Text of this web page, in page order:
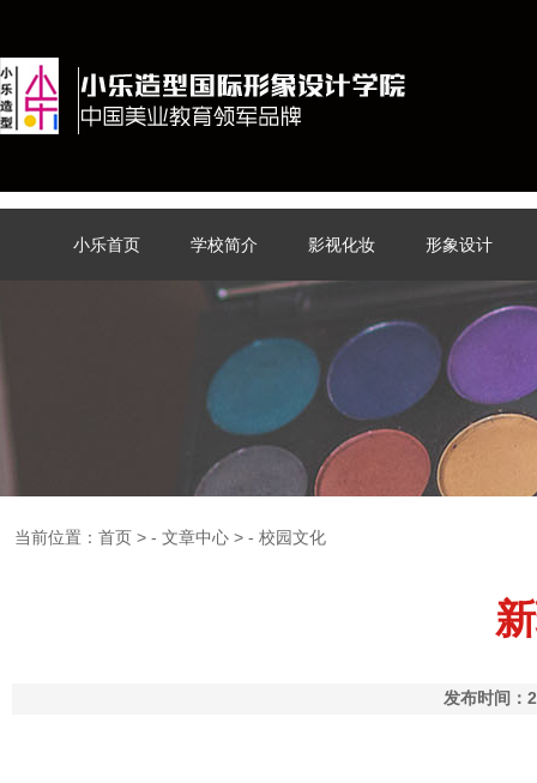
小乐首页 学校简介 影视化妆 形象设计
当前位置： 首页 > - 文章中心 > - 校园文化
发布时间